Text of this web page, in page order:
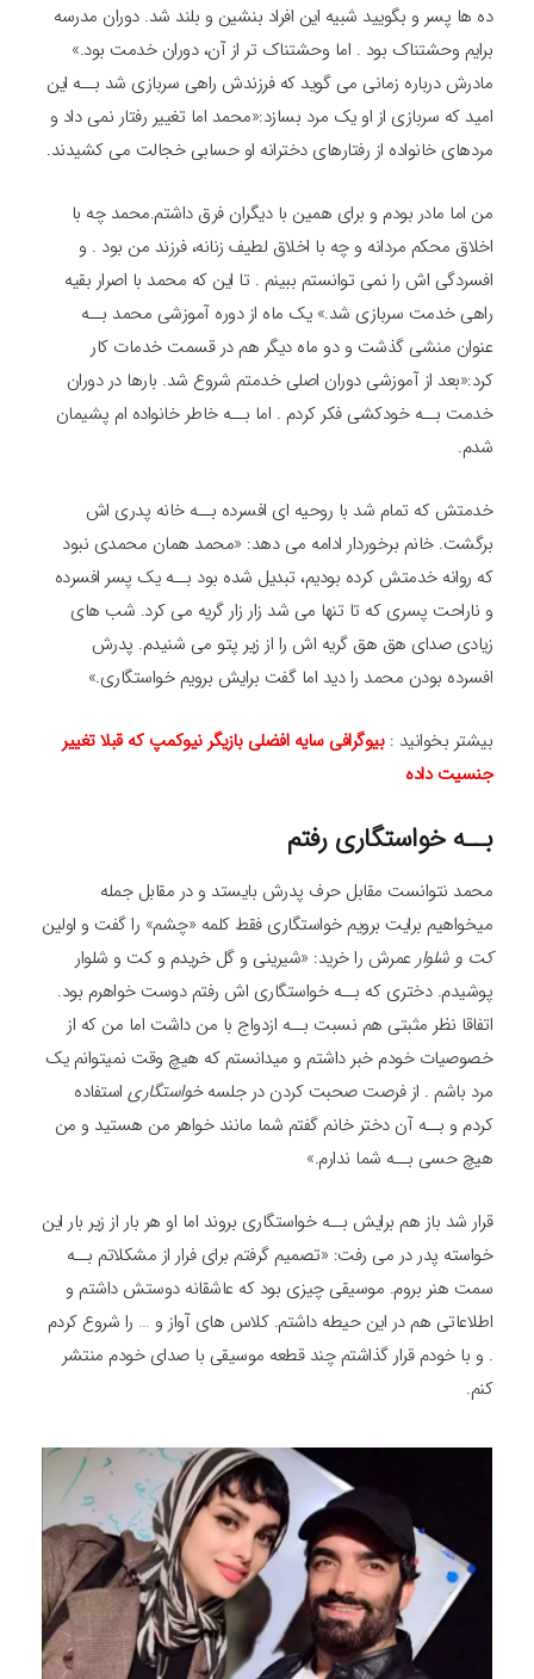
ده ها پسر و بگویید شبیه این افراد بنشین و بلند شد. دوران مدرسه
برایم وحشتناک بود . اما وحشتناک تر از آن، دوران خدمت بود.»
مادرش درباره زمانی می گوید که فرزندش راهی سربازی شد بــه این
امید که سربازی از او یک مرد بسازد:«محمد اما تغییر رفتار نمی داد و
مردهای خانواده از رفتارهای دخترانه او حسابی خجالت می کشیدند.
من اما مادر بودم و برای همین با دیگران فرق داشتم.محمد چه با
اخلاق محکم مردانه و چه با اخلاق لطیف زنانه، فرزند من بود . و
افسردگی اش را نمی توانستم ببینم . تا این که محمد با اصرار بقیه
راهی خدمت سربازی شد.» یک ماه از دوره آموزشی محمد بــه
عنوان منشی گذشت و دو ماه دیگر هم در قسمت خدمات کار
کرد:«بعد از آموزشی دوران اصلی خدمتم شروع شد. بارها در دوران
خدمت بــه خودکشی فکر کردم . اما بــه خاطر خانواده ام پشیمان
شدم.
خدمتش که تمام شد با روحیه ای افسرده بــه خانه پدری اش
برگشت. خانم برخوردار ادامه می دهد: «محمد همان محمدی نبود
که روانه خدمتش کرده بودیم، تبدیل شده بود بــه یک پسر افسرده
و ناراحت پسری که تا تنها می شد زار زار گریه می کرد. شب های
زیادی صدای هق هق گریه اش را از زیر پتو می شنیدم. پدرش
افسرده بودن محمد را دید اما گفت برایش برویم خواستگاری.»
بیشتر بخوانید :بیوگرافی سایه افضلی بازیگر نیوکمپ که قبلا تغییر
جنسیت داده
بــه خواستگاری رفتم
محمد نتوانست مقابل حرف پدرش بایستد و در مقابل جمله
میخواهیم برایت برویم خواستگاری فقط کلمه «چشم» را گفت و اولین
کت و شلوار عمرش را خرید: «شیرینی و گل خریدم و کت و شلوار
پوشیدم. دختری که بــه خواستگاری اش رفتم دوست خواهرم بود.
اتفاقا نظر مثبتی هم نسبت بــه ازدواج با من داشت اما من که از
خصوصیات خودم خبر داشتم و میدانستم که هیچ وقت نمیتوانم یک
مرد باشم . از فرصت صحبت کردن در جلسهخواستگاری استفاده
کردم و بــه آن دختر خانم گفتم شما مانند خواهر من هستید و من
هیچ حسی بــه شما ندارم.»
قرار شد باز هم برایش بــه خواستگاری بروند اما او هر بار از زیر بار این
خواسته پدر در می رفت: «تصمیم گرفتم برای فرار از مشکلاتم بــه
سمت هنر بروم. موسیقی چیزی بود که عاشقانه دوستش داشتم و
اطلاعاتی هم در این حیطه داشتم. کلاس های آواز و … را شروع کردم
. و با خودم قرار گذاشتم چند قطعه موسیقی با صدای خودم منتشر
کنم.